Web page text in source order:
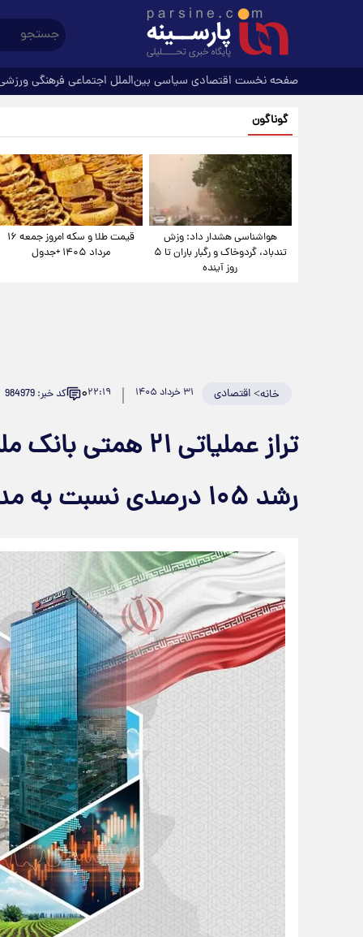
صفحه نخست اقتصادی سیاسی بین‌الملل اجتماعی فرهنگی
گوناگون
هواشناسی هشدار داد: وزش
تندباد، گردوخاک و رگبار باران تا ۵
روز آینده
قیمت طلا و سکه امروز جمعه ۱۶
مرداد ۱۴۰۵ +جدول
خانه>اقتصادی ۳۱ خرداد ۱۴۰۵ ۲۲:۱۹۰ کد خبر: 984979
تراز عملیاتی ۲۱
رشد ۱۰۵ درصدی نسبت به مدت مشابه سال گذشته